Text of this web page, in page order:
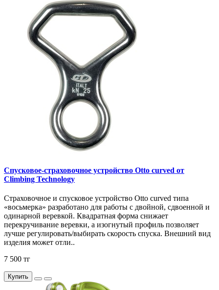
Спусковое-страховочное устройство Otto curved от
Climbing Technology
Страховочное и спусковое устройство Otto curved типа
«восьмерка» разработано для работы с двойной, сдвоенной и
одинарной веревкой. Квадратная форма снижает
перекручивание веревки, а изогнутый профиль позволяет
лучше регулировать/выбирать скорость спуска. Внешний вид
изделия может отли..
7 500 тг
Купить